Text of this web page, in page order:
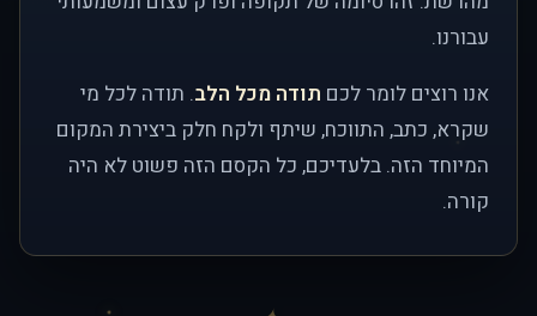
עבורנו.
אנו רוצים לומר לכם תודה מכל הלב. תודה לכל מי
שקרא, כתב, התווכח, שיתף ולקח חלק ביצירת המקום
המיוחד הזה. בלעדיכם, כל הקסם הזה פשוט לא היה
קורה.